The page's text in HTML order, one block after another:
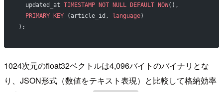
  updated_at
TIMESTAMP NOT NULL DEFAULT NOW(),
  PRIMARY KEY
(article_id, language)
);
1024次元のfloat32ベクトルは4,096バイトのバイナリとな
り、JSON形式（数値をテキスト表現）と比較して格納効率